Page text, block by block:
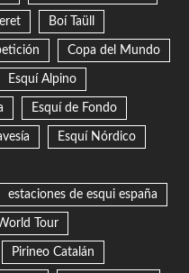
Boí Taüll
Copa del Mundo
Esquí Alpino
Esquí de Fondo
Esquí Nórdico
estaciones de esqui españa
Tour
Pirineo Catalán